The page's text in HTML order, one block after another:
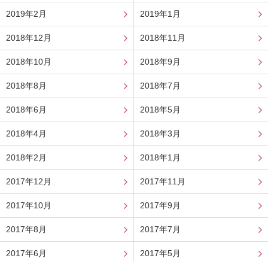
2019年2月 2019年1月
2018年12月 2018年11月
2018年10月 2018年9月
2018年8月 2018年7月
2018年6月 2018年5月
2018年4月 2018年3月
2018年2月 2018年1月
2017年12月 2017年11月
2017年10月 2017年9月
2017年8月 2017年7月
2017年6月 2017年5月